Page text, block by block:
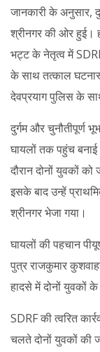
जानकारी के अनुसार,
श्रीनगर की ओर हुई।
भट्ट के नेतृत्व में
के साथ तत्काल
देवप्रयाग पुलिस के
दुर्गम और चुनौतीपूर्ण
घायलों तक पहुंच
दौरान दोनों युवकों को
इसके बाद उन्हें
श्रीनगर भेजा गया।
घायलों की पहचान
पुत्र राजकुमार
हादसे में दोनों युवकों
SDRF की त्वरित
चलते दोनों युवकों की